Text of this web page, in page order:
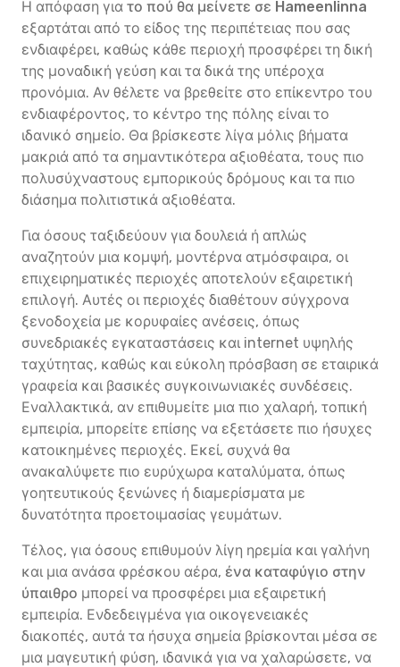
Η απόφαση για το πού θα μείνετε σε Hameenlinna
εξαρτάται από το είδος της περιπέτειας που σας
ενδιαφέρει, καθώς κάθε περιοχή προσφέρει τη δική
της μοναδική γεύση και τα δικά της υπέροχα
προνόμια. Αν θέλετε να βρεθείτε στο επίκεντρο του
ενδιαφέροντος, το κέντρο της πόλης είναι το
ιδανικό σημείο. Θα βρίσκεστε λίγα μόλις βήματα
μακριά από τα σημαντικότερα αξιοθέατα, τους πιο
πολυσύχναστους εμπορικούς δρόμους και τα πιο
διάσημα πολιτιστικά αξιοθέατα.
Για όσους ταξιδεύουν για δουλειά ή απλώς
αναζητούν μια κομψή, μοντέρνα ατμόσφαιρα, οι
επιχειρηματικές περιοχές αποτελούν εξαιρετική
επιλογή. Αυτές οι περιοχές διαθέτουν σύγχρονα
ξενοδοχεία με κορυφαίες ανέσεις, όπως
συνεδριακές εγκαταστάσεις και internet υψηλής
ταχύτητας, καθώς και εύκολη πρόσβαση σε εταιρικά
γραφεία και βασικές συγκοινωνιακές συνδέσεις.
Εναλλακτικά, αν επιθυμείτε μια πιο χαλαρή, τοπική
εμπειρία, μπορείτε επίσης να εξετάσετε πιο ήσυχες
κατοικημένες περιοχές. Εκεί, συχνά θα
ανακαλύψετε πιο ευρύχωρα καταλύματα, όπως
γοητευτικούς ξενώνες ή διαμερίσματα με
δυνατότητα προετοιμασίας γευμάτων.
Τέλος, για όσους επιθυμούν λίγη ηρεμία και γαλήνη
και μια ανάσα φρέσκου αέρα, ένα καταφύγιο στην
ύπαιθρο μπορεί να προσφέρει μια εξαιρετική
εμπειρία. Ενδεδειγμένα για οικογενειακές
διακοπές, αυτά τα ήσυχα σημεία βρίσκονται μέσα σε
μια μαγευτική φύση, ιδανικά για να χαλαρώσετε, να